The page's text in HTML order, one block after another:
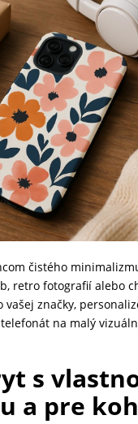
čistého
retro fotografií alebo
vašej značky,
na malý
s
a pre